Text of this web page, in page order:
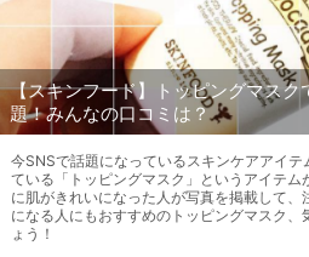
【スキンフード】トッピングマス
題！みんなの口コミは？
今SNSで話題になっているスキンケアアイ
ている「トッピングマスク」というアイテ
に肌がきれいになった人が写真を掲載して
になる人にもおすすめのトッピングマスク、
ょう！